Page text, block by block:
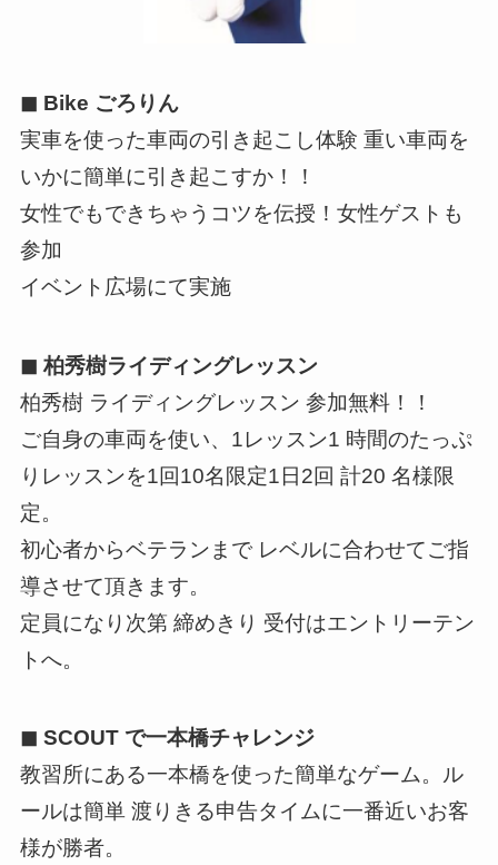
◼ Bike ごろりん
実車を使った車両の引き起こし体験 重い車両を
いかに簡単に引き起こすか！！
女性でもできちゃうコツを伝授！女性ゲストも
参加
イベント広場にて実施
◼ 柏秀樹ライディングレッスン
柏秀樹 ライディングレッスン 参加無料！！
ご自身の車両を使い、1レッスン1 時間のたっぷ
りレッスンを1回10名限定1日2回 計20 名様限
定。
初心者からベテランまで レベルに合わせてご指
導させて頂きます。
定員になり次第 締めきり 受付はエントリーテン
トへ。
◼ SCOUT で一本橋チャレンジ
教習所にある一本橋を使った簡単なゲーム。ル
ールは簡単 渡りきる申告タイムに一番近いお客
様が勝者。